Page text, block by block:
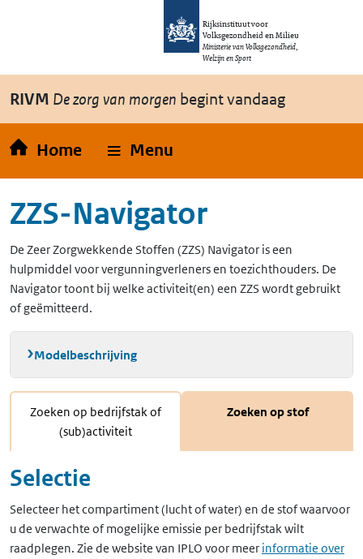
Overslaan en naar de inhoud gaan
Rijksinstituut voor
Volksgezondheid en Milieu
Ministerie van Volksgezondheid,
Welzijn en Sport
RIVM De zorg van morgen begint vandaag
Home Menu
ZZS-Navigator
De Zeer Zorgwekkende Stoffen (ZZS) Navigator is een
hulpmiddel voor vergunningverleners en toezichthouders. De
Navigator toont bij welke activiteit(en) een ZZS wordt gebruikt
of geëmitteerd.
Modelbeschrijving
Zoeken op bedrijfstak of
(sub)activiteit
Zoeken op stof
Selectie
Selecteer het compartiment (lucht of water) en de stof waarvoor
u de verwachte of mogelijke emissie per bedrijfstak wilt
raadplegen. Zie de website van IPLO voor meer informatie over